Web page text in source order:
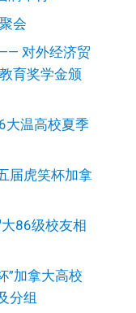
会
对外经济贸
育奖学金颁
温高校夏季
届虎笑杯加拿
86级校友相
”加拿大高校
分组